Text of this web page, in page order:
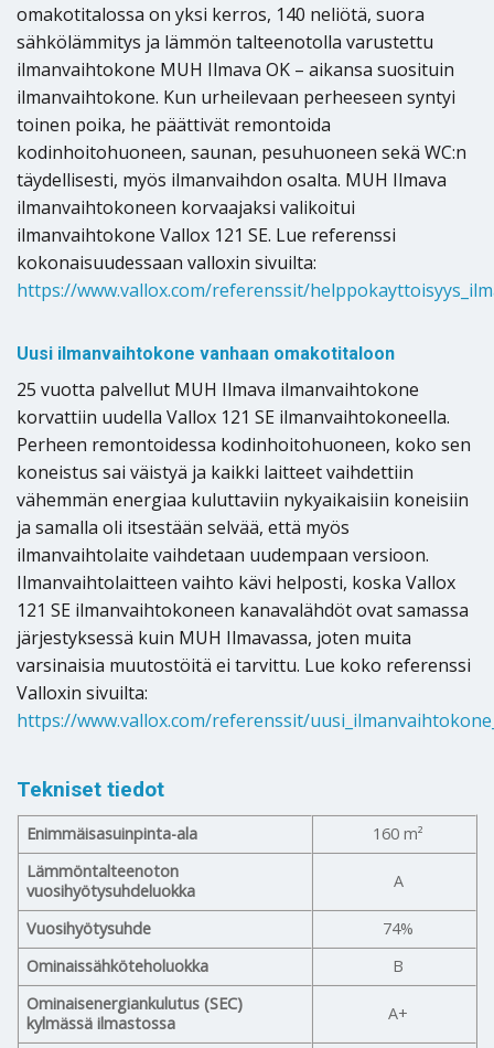
omakotitalossa on yksi kerros, 140 neliötä, suora
sähkölämmitys ja lämmön talteenotolla varustettu
ilmanvaihtokone MUH Ilmava OK – aikansa suosituin
ilmanvaihtokone. Kun urheilevaan perheeseen syntyi
toinen poika, he päättivät remontoida
kodinhoitohuoneen, saunan, pesuhuoneen sekä WC:n
täydellisesti, myös ilmanvaihdon osalta. MUH Ilmava
ilmanvaihtokoneen korvaajaksi valikoitui
ilmanvaihtokone Vallox 121 SE. Lue referenssi
kokonaisuudessaan valloxin sivuilta:
https://www.vallox.com/referenssit/
Uusi ilmanvaihtokone vanhaan omakotitaloon
25 vuotta palvellut MUH Ilmava ilmanvaihtokone
korvattiin uudella Vallox 121 SE ilmanvaihtokoneella.
Perheen remontoidessa kodinhoitohuoneen, koko sen
koneistus sai väistyä ja kaikki laitteet vaihdettiin
vähemmän energiaa kuluttaviin nykyaikaisiin koneisiin
ja samalla oli itsestään selvää, että myös
ilmanvaihtolaite vaihdetaan uudempaan versioon.
Ilmanvaihtolaitteen vaihto kävi helposti, koska Vallox
121 SE ilmanvaihtokoneen kanavalähdöt ovat samassa
järjestyksessä kuin MUH Ilmavassa, joten muita
varsinaisia muutostöitä ei tarvittu. Lue koko referenssi
Valloxin sivuilta:
https://www.vallox.com/referenssit/
Tekniset tiedot
Enimmäisasuinpinta-ala 160m²
Lämmöntalteenoton
vuosihyötysuhdeluokka
A
Vuosihyötysuhde
74%
Ominaissähköteholuokka
B
Ominaisenergiankulutus (SEC)
kylmässä ilmastossa
A+